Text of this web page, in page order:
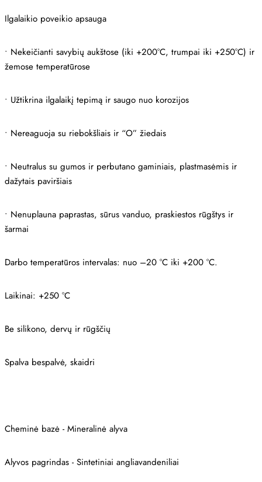
Ilgalaikio poveikio apsauga
• Nekeičianti savybių aukštose (iki +200°C, trumpai iki +250°C) ir
žemose temperatūrose
• Užtikrina ilgalaikį tepimą ir saugo nuo korozijos
• Nereaguoja su riebokšliais ir “O” žiedais
• Neutralus su gumos ir perbutano gaminiais, plastmasėmis ir
dažytais paviršiais
• Nenuplauna paprastas, sūrus vanduo, praskiestos rūgštys ir
šarmai
Darbo temperatūros intervalas: nuo –20 °C iki +200 °C.
Laikinai: +250 °C
Be silikono, dervų ir rūgščių
Spalva bespalvė, skaidri
Cheminė bazė - Mineralinė alyva
Alyvos pagrindas - Sintetiniai angliavandeniliai